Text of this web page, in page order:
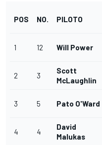
POS NO. PILOTO
1 12 Will Power
2 3
Scott
McLaughlin
3 5 Pato O'Ward
4 4
David
Malukas